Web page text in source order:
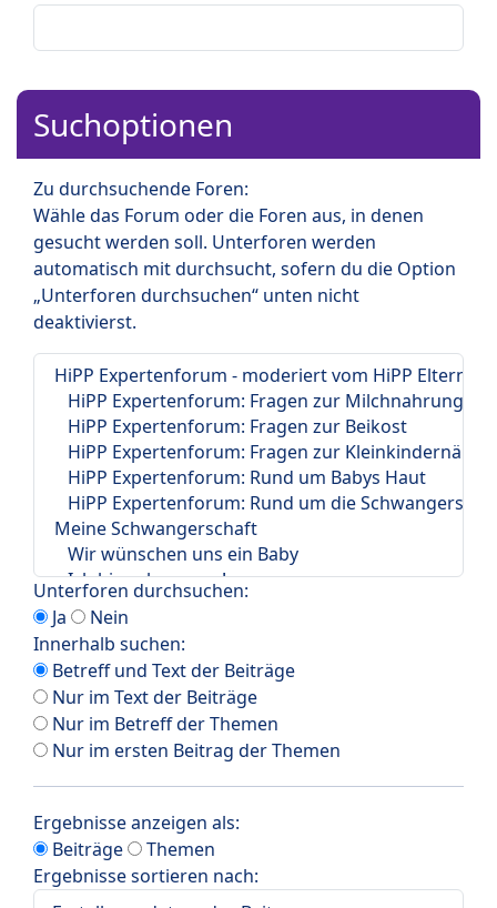
Suchoptionen
Zu durchsuchende Foren:
Wähle das Forum oder die Foren aus, in denen
gesucht werden soll. Unterforen werden
automatisch mit durchsucht, sofern du die Option
„Unterforen durchsuchen“ unten nicht
deaktivierst.
Unterforen durchsuchen:
Ja
Nein
Innerhalb suchen:
Betreff und Text der Beiträge
Nur im Text der Beiträge
Nur im Betreff der Themen
Nur im ersten Beitrag der Themen
Ergebnisse anzeigen als:
Beiträge
Themen
Ergebnisse sortieren nach: